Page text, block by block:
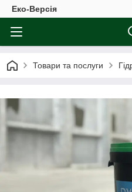
Еко-Версія
Товари та послуги